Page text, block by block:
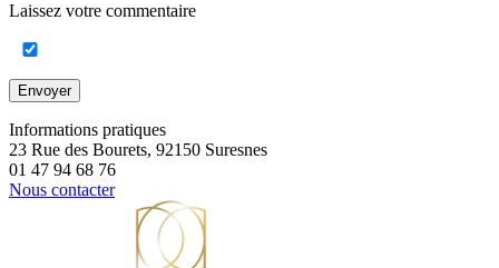
Laissez votre commentaire
Envoyer
Informations pratiques
23 Rue des Bourets, 92150 Suresnes
01 47 94 68 76
Nous contacter